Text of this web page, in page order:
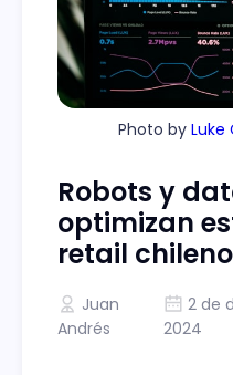
Photo by Luke
Robots y
optimizan
retail chileno
Juan
Andrés
2 de
2024